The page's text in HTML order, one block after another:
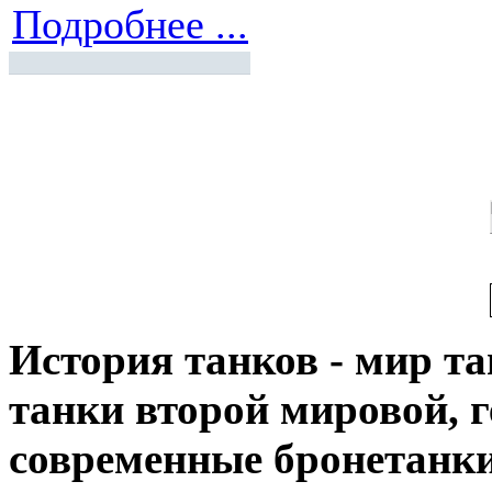
Подробнее ...
История танков - мир
танки второй мировой,
современные